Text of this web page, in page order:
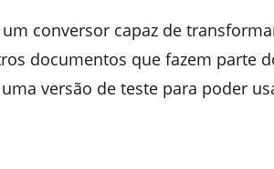
conversor capaz de
documentos que fazem parte
versão de teste para poder